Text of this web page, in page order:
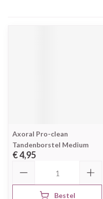
Axoral Pro-clean
Tandenborstel Medium
€ 4,95
Bestel